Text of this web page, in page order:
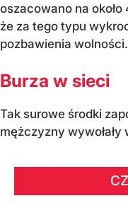
oszacowano na około
że za tego typu
pozbawienia wolności.
Burza w sieci
Tak surowe środki
mężczyzny